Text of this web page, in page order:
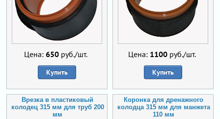
Цена: 650 руб./шт.
Купить
Цена: 1100руб./шт.
Купить
Врезка в пластиковый
колодец 315 мм для труб 200
мм
Коронка для дренажного
колодца 315 мм для манжета
110 мм